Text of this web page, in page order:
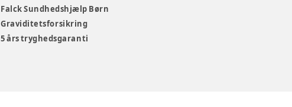
Falck Sundhedshjælp Børn
Graviditetsforsikring
5 års tryghedsgaranti